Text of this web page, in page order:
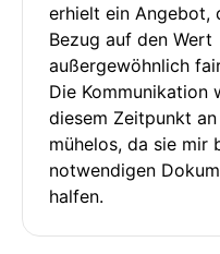
erhielt ein Angebot,
Bezug auf den Wert
außergewöhnlich
Die Kommunikation
diesem Zeitpunkt an
mühelos, da sie mir
notwendigen
halfen.